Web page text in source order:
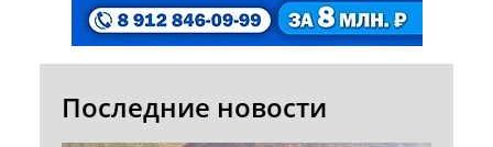
Последние новости